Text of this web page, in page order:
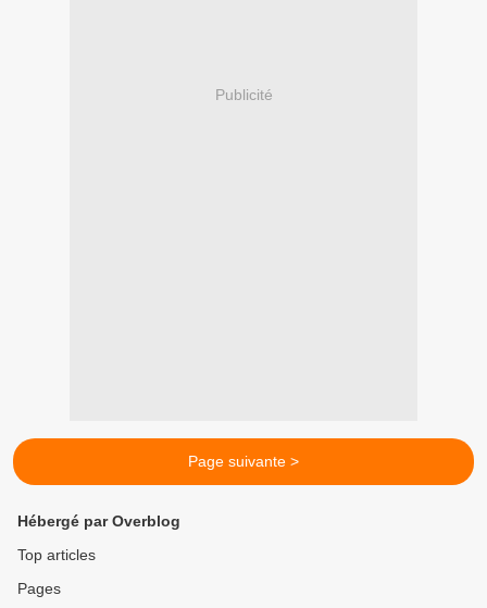
Publicité
Page suivante >
Hébergé par Overblog
Top articles
Pages